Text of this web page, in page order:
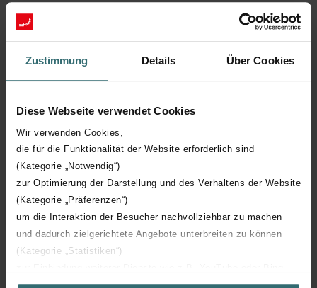
Zustimmung Details Über Cookies
Diese Webseite verwendet Cookies
Wir verwenden Cookies,
die für die Funktionalität der Website erforderlich sind
(Kategorie „Notwendig“)
zur Optimierung der Darstellung und des Verhaltens der Website
(Kategorie „Präferenzen“)
um die Interaktion der Besucher nachvollziehbar zu machen
und dadurch zielgerichtete Angebote unterbreiten zu können
(Kategorie „Statistiken“)
(Kategorie „Marketing“)
Weitere wesentliche Tätigkeiten und Interessenbindungen
Verwaltungsrat
Weitere Mitglieder